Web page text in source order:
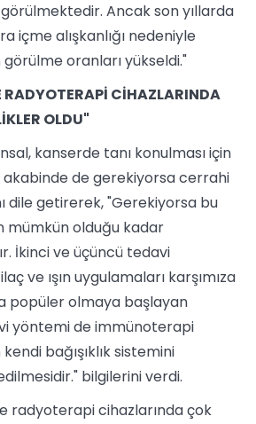
Ancak son yıllarda
içme alışkanlığı nedeniyle
oranları yükseldi."
CİHAZLARINDA
OLDU"
kanserde tanı konulması için
akabinde de gerekiyorsa cerrahi
dile getirerek, "Gerekiyorsa bu
olduğu kadar
İkinci ve üçüncü tedavi
ve ışın uygulamaları karşımıza
popüler olmaya başlayan
yöntemi de immünoterapi
bağışıklık sistemini
bilgilerini verdi.
radyoterapi cihazlarında çok